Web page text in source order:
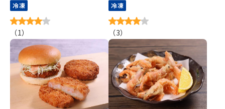
冷凍
（1）
冷凍
（3）